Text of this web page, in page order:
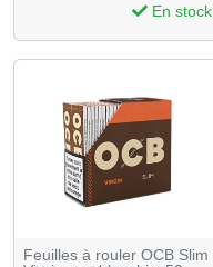
En stock
Feuilles à rouler OCB Slim